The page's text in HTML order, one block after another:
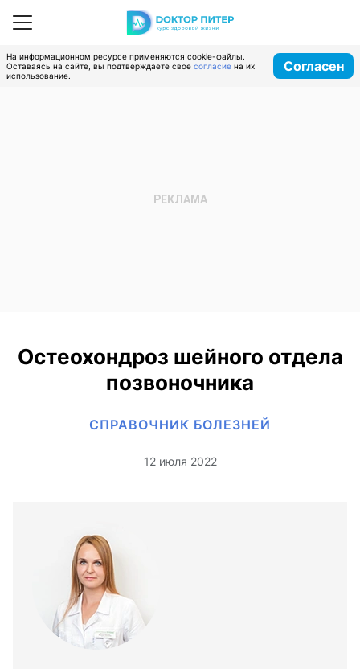
На информационном ресурсе применяются cookie-файлы.
Оставаясь на сайте, вы подтверждаете свое согласие на их
использование.
Согласен
Остеохондроз шейного отдела
позвоночника
СПРАВОЧНИК БОЛЕЗНЕЙ
12 июля 2022